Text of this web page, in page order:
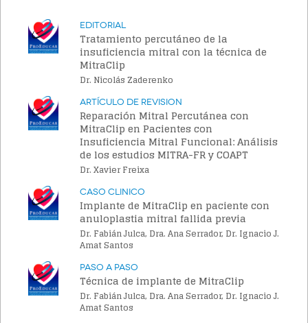
Editorial
Tratamiento percutáneo de la
insuficiencia mitral con la técnica de
MitraClip
Dr. Nicolás Zaderenko
Artículo de Revision
Reparación Mitral Percutánea con
MitraClip en Pacientes con
Insuficiencia Mitral Funcional: Análisis
de los estudios MITRA-FR y COAPT
Dr. Xavier Freixa
Caso Clinico
Implante de MitraClip en paciente con
anuloplastia mitral fallida previa
Dr. Fabián Julca, Dra. Ana Serrador, Dr. Ignacio J.
Amat Santos
Paso a Paso
Técnica de implante de MitraClip
Dr. Fabián Julca, Dra. Ana Serrador, Dr. Ignacio J.
Amat Santos